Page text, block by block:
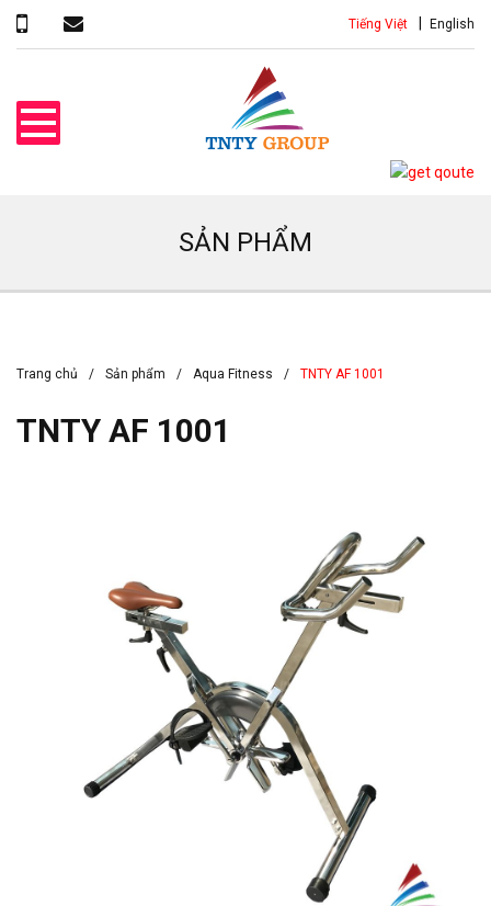
Tiếng Việt English
SẢN PHẨM
Trang chủ Sản phẩm Aqua Fitness TNTY AF 1001
TNTY AF 1001